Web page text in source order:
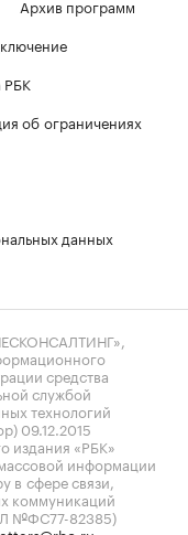
Архив программ
РБК
об ограничениях
данных
средства
службой
технологий
09.12.2015
издания «РБК»
информации
в сфере связи,
коммуникаций
№ФС77-82385)